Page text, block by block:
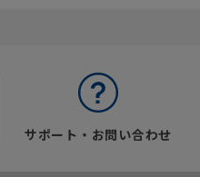
サポート・お問い合わせ